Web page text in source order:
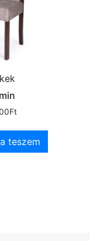
Ft
teszem